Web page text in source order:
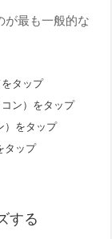
が最も一般的な
をタップ
ン）をタップ
）をタップ
タップ
する